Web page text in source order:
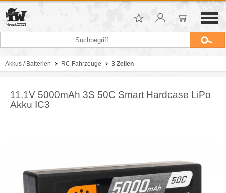
Akkus / Batterien RC Fahrzeuge 3 Zellen
11.1V 5000mAh 3S 50C Smart Hardcase LiPo
Akku IC3